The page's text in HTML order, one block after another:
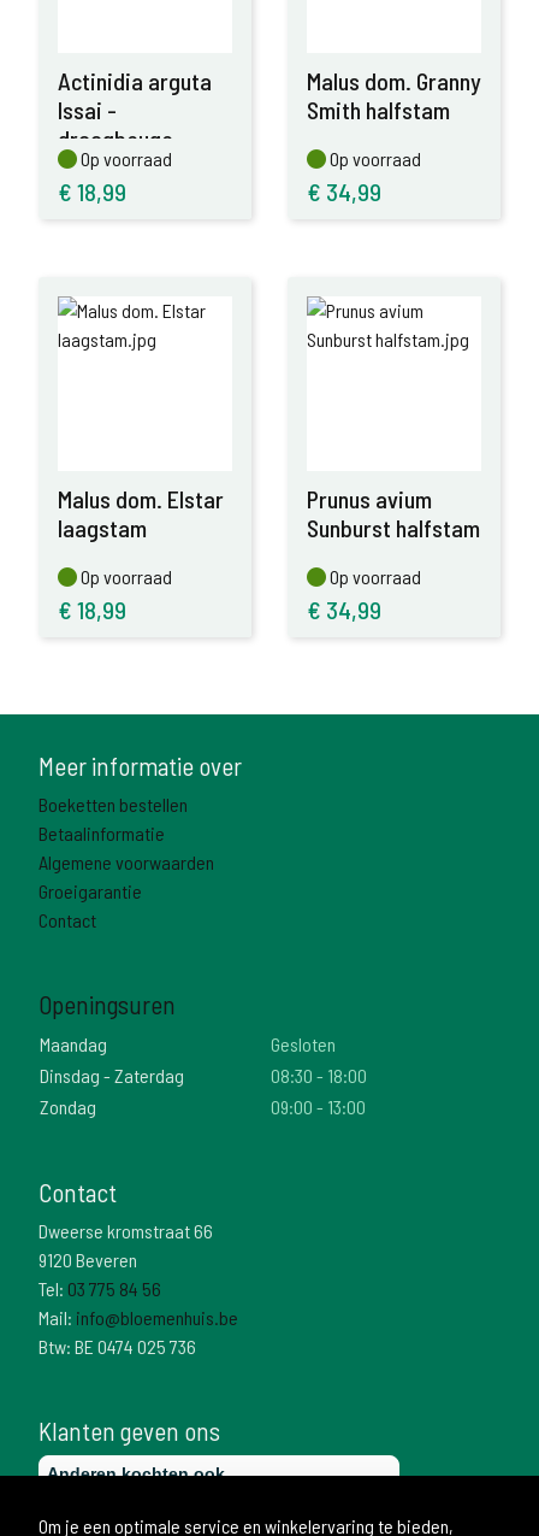
Actinidia arguta
Issai -
draagbeuge
Op voorraad
Op voorraad
€ 18,99
Malus dom. Granny
Smith halfstam
Op voorraad
Op voorraad
€ 34,99
Malus dom. Elstar
laagstam
Op voorraad
Op voorraad
€ 18,99
Prunus avium
Sunburst halfstam
Op voorraad
Op voorraad
€ 34,99
Meer informatie over
Boeketten bestellen
Betaalinformatie
Algemene voorwaarden
Groeigarantie
Contact
Openingsuren
Maandag
Gesloten
Dinsdag - Zaterdag
08:30 - 18:00
Zondag
09:00 - 13:00
Contact
Dweerse kromstraat 66
9120 Beveren
Tel: 03 775 84 56
Mail: info@bloemenhuis.be
Btw: BE 0474 025 736
Klanten geven ons
Om je een optimale service en winkelervaring te bieden,